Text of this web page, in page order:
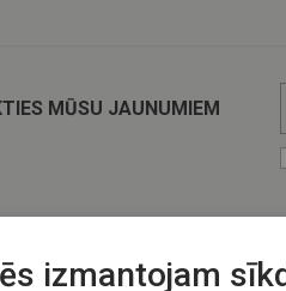
MŪSU JAUNUMIEM
izmantojam